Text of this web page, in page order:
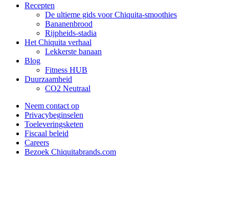
Recepten
De ultieme gids voor Chiquita-smoothies
Bananenbrood
Rijpheids-stadia
Het Chiquita verhaal
Lekkerste banaan
Blog
Fitness HUB
Duurzaamheid
CO2 Neutraal
Neem contact op
Privacybeginselen
Toeleveringsketen
Fiscaal beleid
Careers
Bezoek Chiquitabrands.com